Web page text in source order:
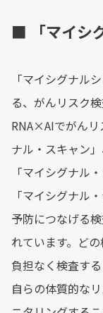
■ 「マイシ
「マイシグナル
る、がんリスク
RNA×AIでがん
ナル・スキャン
「マイシグナル
「マイシグナル
予防につなげる
れています。ど
負担なく検査す
自らの体質的な